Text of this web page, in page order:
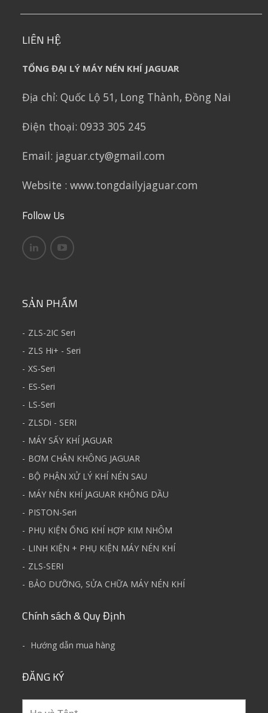
LIÊN HỆ
TỔNG ĐẠI LÝ MÁY NÉN KHÍ JAGUAR
Địa chỉ: Quốc Lộ 51, Long Thành, Đồng Nai
Điện thoại: 0933 305 245
Email: jaguar.cty@gmail.com
Website : www.tongdailyjaguar.com
Follow Us
SẢN PHẨM
ZLS-2IC Seri
ZLS Hi+ - Seri
XS-Seri
ES-Seri
LS-Seri
ZLSDi - SERI
MÁY SẤY KHÍ JAGUAR
BƠM CHÂN KHÔNG JAGUAR
BỘ PHẬN XỬ LÝ KHÍ NÉN SAU
MÁY NÉN KHÍ JAGUAR KHÔNG DẦU
PISTON-Seri
PHỤ KIỆN ỐNG KHÍ HỢP KIM NHÔM
LINH KIỆN + PHỤ KIỆN MÁY NÉN KHÍ
ZLS-SERI
BẢO DƯỠNG, SỬA CHỮA MÁY NÉN KHÍ
Chính sách & Quy Định
Hướng dẫn mua hàng
ĐĂNG KÝ